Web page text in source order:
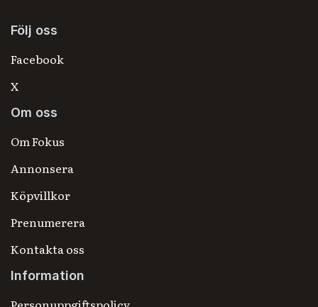
Följ oss
Facebook
X
Om oss
Om Fokus
Annonsera
Köpvillkor
Prenumerera
Kontakta oss
Information